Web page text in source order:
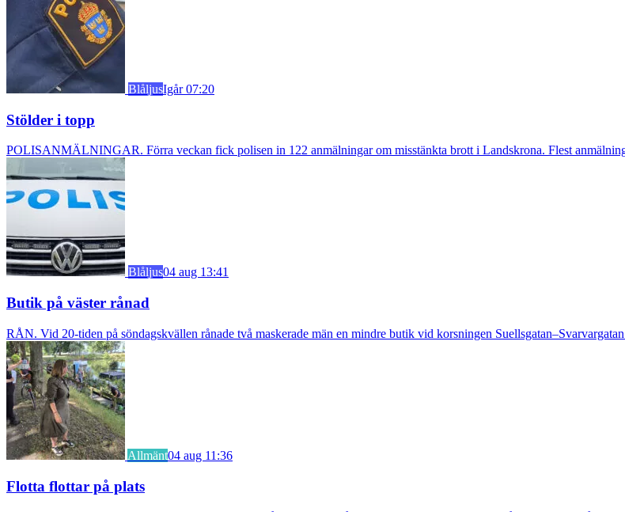
BlåljusIgår 07:20
Stölder i topp
POLISANMÄLNINGAR. Förra veckan fick polisen in 122 anmälningar om misstänkta brott i Landskrona. Flest
Blåljus04 aug 13:41
Butik på väster rånad
RÅN. Vid 20-tiden på söndagskvällen rånade två maskerade män en mindre butik vid korsningen
Allmänt04 aug 11:36
Flotta flottar på plats